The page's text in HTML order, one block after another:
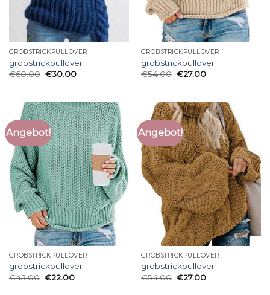
GROBSTRICKPULLOVER
grobstrickpullover
€60.00 €30.00
GROBSTRICKPULLOVER
grobstrickpullover
€54.00 €27.00
Angebot!
GROBSTRICKPULLOVER
grobstrickpullover
€45.00 €22.00
Angebot!
GROBSTRICKPULLOVER
grobstrickpullover
€54.00 €27.00